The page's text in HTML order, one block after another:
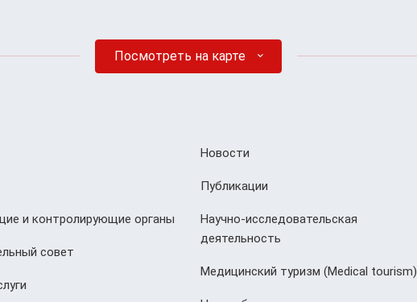
Посмотреть на карте
и контролирующие органы
совет
Новости
Публикации
Научно-исследовательская
деятельность
Медицинский туризм (Мedical tourism)